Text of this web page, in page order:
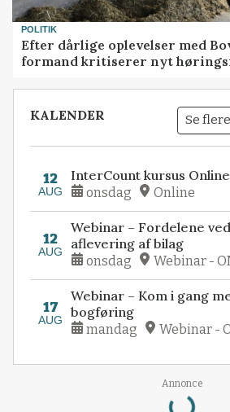
POLITIK
Efter dårlige oplevelser med
formand kritiserer nyt
KALENDER Se
12
AUG
InterCount kursus Online
onsdag Online
12
AUG
Webinar – Fordelene
aflevering af bilag
onsdag Webinar -
17
AUG
Webinar – Kom i gang
bogføring
mandag Webinar -
Annonce
Loading...